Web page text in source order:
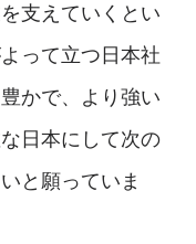
支えていくとい
って立つ日本社
かで、より強い
日本にして次の
と願っていま